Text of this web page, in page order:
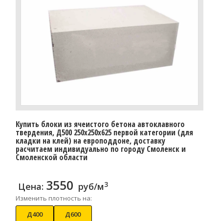
Купить блоки из ячеистого бетона автоклавного
твердения, Д500 250x250x625 первой категории (для
кладки на клей) на европоддоне, доставку
расчитаем индивидуально по городу Смоленск и
Смоленской области
Цена: 3550 руб/м3
Изменить плотность на:
Д400
Д600